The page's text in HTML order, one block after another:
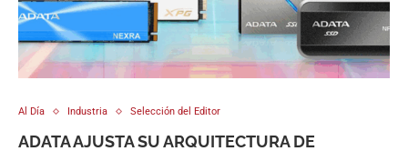
Al Día Industria Selección del Editor
ADATA AJUSTA SU ARQUITECTURA DE